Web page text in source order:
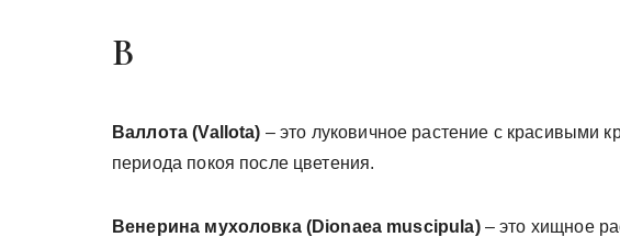
В
Валлота (Vallota) – это луковичное растение с красивыми
периода покоя после цветения.
Венерина мухоловка (Dionaea muscipula)– это хищное